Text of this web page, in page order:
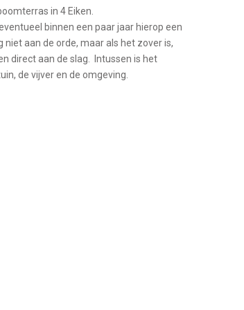
in 4 Eiken.
binnen een paar jaar hierop een
aan de orde, maar als het zover is,
direct aan de slag. Intussen is het
de vijver en de omgeving.